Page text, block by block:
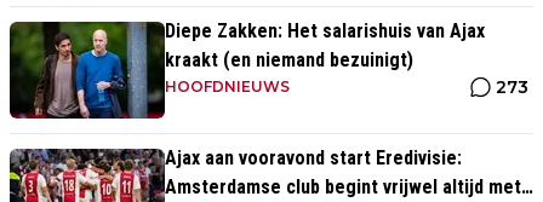
Diepe Zakken: Het salarishuis van Ajax
kraakt (en niemand bezuinigt)
HOOFDNIEUWS 273
Ajax aan vooravond start Eredivisie:
Amsterdamse club begint vrijwel altijd met